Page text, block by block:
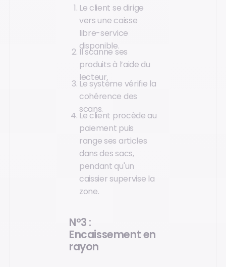
Le client se dirige
vers une caisse
libre-service
disponible.
Il scanne ses
produits à l’aide du
lecteur.
Le système vérifie la
cohérence des
scans.
Le client procède au
paiement puis
range ses articles
dans des sacs,
pendant qu'un
caissier supervise la
zone.
N°3 :
Encaissement en
rayon